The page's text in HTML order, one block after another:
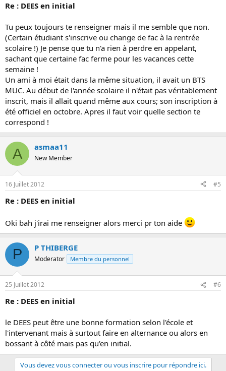
Re : DEES en initial
Tu peux toujours te renseigner mais il me semble que non.
(Certain étudiant s'inscrive ou change de fac à la rentrée
scolaire !) Je pense que tu n'a rien à perdre en appelant,
sachant que certaine fac ferme pour les vacances cette
semaine !
Un ami à moi était dans la même situation, il avait un BTS
MUC. Au début de l'année scolaire il n'était pas véritablement
inscrit, mais il allait quand même aux cours; son inscription à
été officiel en octobre. Apres il faut voir quelle section te
correspond !
A asmaa11
New Member
16 Juillet 2012 #5
Re : DEES en initial
Oki bah j'irai me renseigner alors merci pr ton aide
P P THIBERGE
Moderator Membre du personnel
25 Juillet 2012 #6
Re : DEES en initial
le DEES peut être une bonne formation selon l'école et
l'intervenant mais à surtout faire en alternance ou alors en
bossant à côté mais pas qu'en initial.
Vous devez vous connecter ou vous inscrire pour répondre ici.